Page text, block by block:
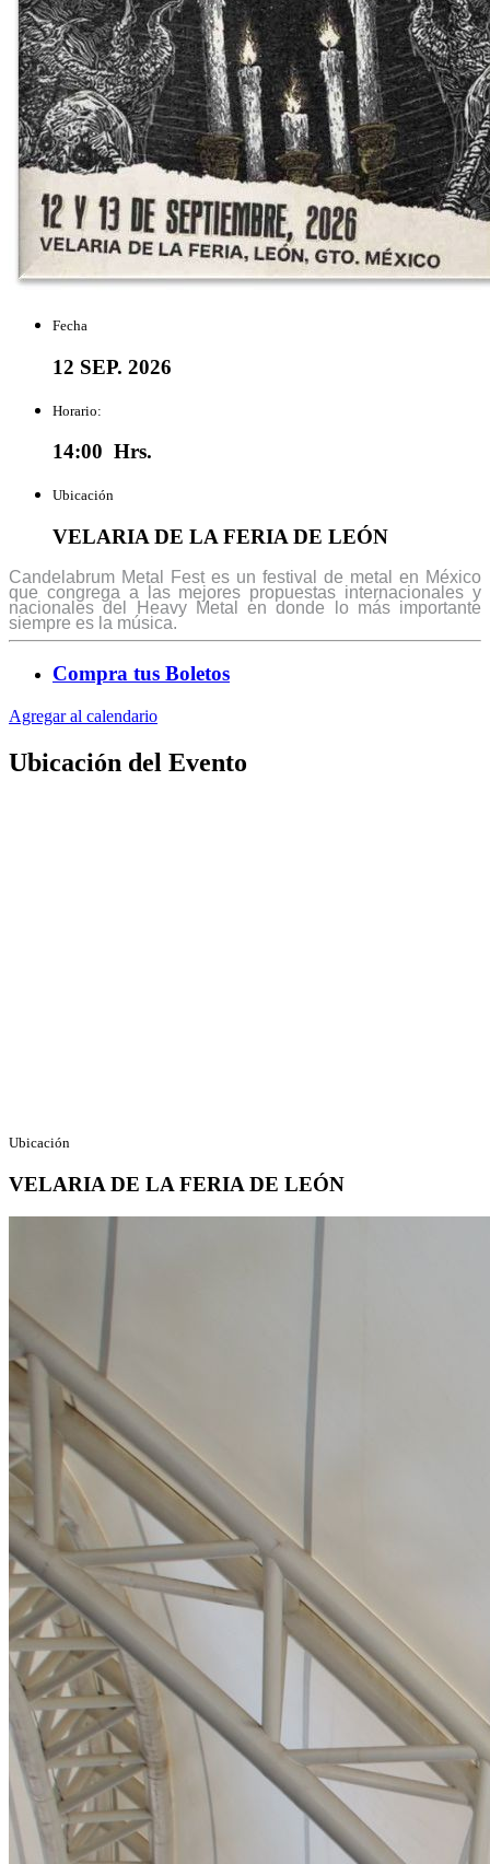
Fecha
12 SEP. 2026
Horario:
14:00 Hrs.
Ubicación
VELARIA DE LA FERIA DE LEÓN
Candelabrum Metal Fest es un festival de metal en México
que congrega a las mejores propuestas internacionales y
nacionales del Heavy Metal en donde lo más importante
siempre es la música.
Compra tus Boletos
Agregar al calendario
Ubicación del Evento
Ubicación
VELARIA DE LA FERIA DE LEÓN